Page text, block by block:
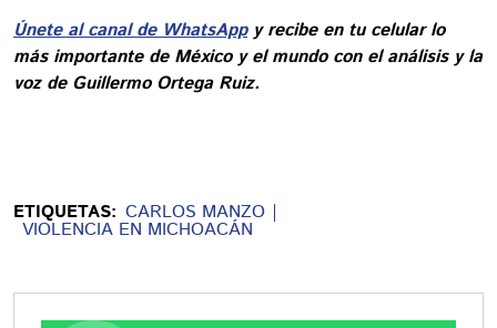
Únete al canal de WhatsAppy recibe en tu celular lo
más importante de México y el mundo con el análisis y la
voz de Guillermo Ortega Ruiz.
ETIQUETAS: CARLOS MANZO
VIOLENCIA EN MICHOACÁN